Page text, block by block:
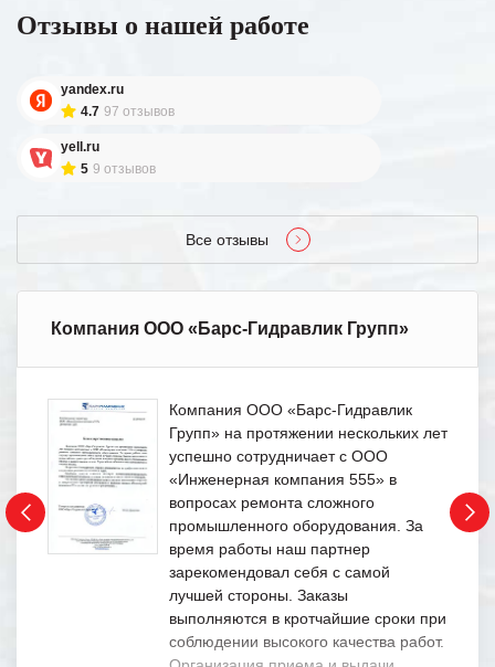
Отзывы о нашей работе
yandex.ru
4.7 97 отзывов
yell.ru
5 9 отзывов
Все отзывы
Компания ООО «Барс-Гидравлик Групп»
Компания ООО «Барс-Гидравлик
Групп» на протяжении нескольких лет
успешно сотрудничает с ООО
«Инженерная компания 555» в
вопросах ремонта сложного
промышленного оборудования. За
время работы наш партнер
зарекомендовал себя с самой
лучшей стороны. Заказы
выполняются в кротчайшие сроки при
соблюдении высокого качества работ.